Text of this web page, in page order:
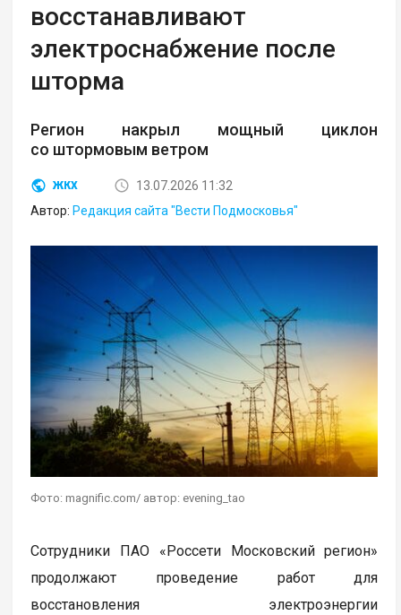
восстанавливают
электроснабжение после
шторма
Регион накрыл мощный циклон
со штормовым ветром
ЖКХ
13.07.2026 11:32
Автор: Редакция сайта "Вести Подмосковья"
Фото: magnific.com/ автор: evening_tao
Сотрудники ПАО «Россети Московский регион»
продолжают проведение работ для
восстановления электроэнергии